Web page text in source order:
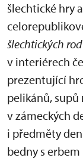
šlechtické hry
šlechtických
v interiérech
prezentující
pelikánů,
v zámeckých
i předměty
bedny s